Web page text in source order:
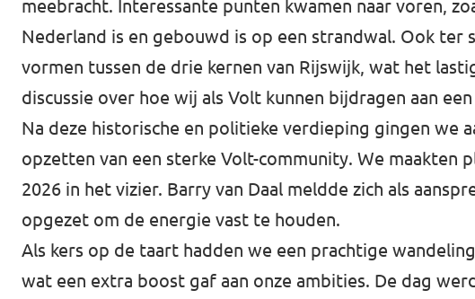
meebracht. Interessante punten kwamen naar voren,
Nederland is en gebouwd is op een strandwal. Ook
vormen tussen de drie kernen van Rijswijk, wat het
discussie over hoe wij als Volt kunnen bijdragen aan
Na deze historische en politieke verdieping gingen we
opzetten van een sterke Volt-community. We maakten
2026 in het vizier. Barry van Daal meldde zich als
opgezet om de energie vast te houden.
Als kers op de taart hadden we een prachtige
wat een extra boost gaf aan onze ambities. De dag